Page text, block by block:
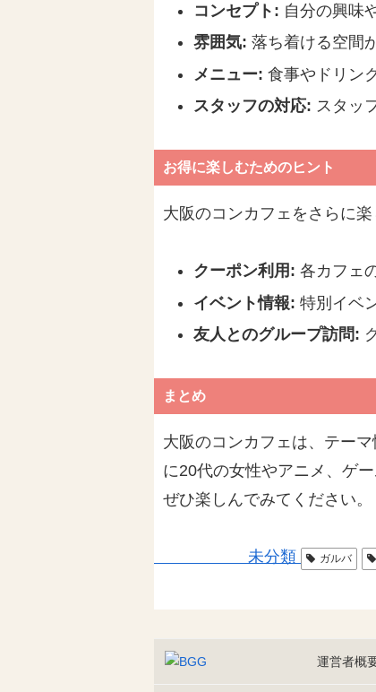
コンセプト: 自分の興味
雰囲気: 落ち着ける空間
メニュー: 食事やドリン
スタッフの対応: スタッ
お得に楽しむためのヒント
大阪のコンカフェをさらに
クーポン利用: 各カフェ
イベント情報: 特別イベ
友人とのグループ訪問:
まとめ
大阪のコンカフェは、テー
に20代の女性やアニメ、ゲ
ぜひ楽しんでみてください。
未分類 ガルバ
運営者概